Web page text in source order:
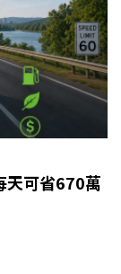
天可省670萬